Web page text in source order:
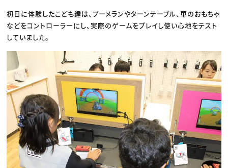
初日に体験したこども達は、ブーメランやターンテーブル、車のおもちゃ
などをコントローラーにし、実際のゲームをプレイし使い心地をテスト
していました。